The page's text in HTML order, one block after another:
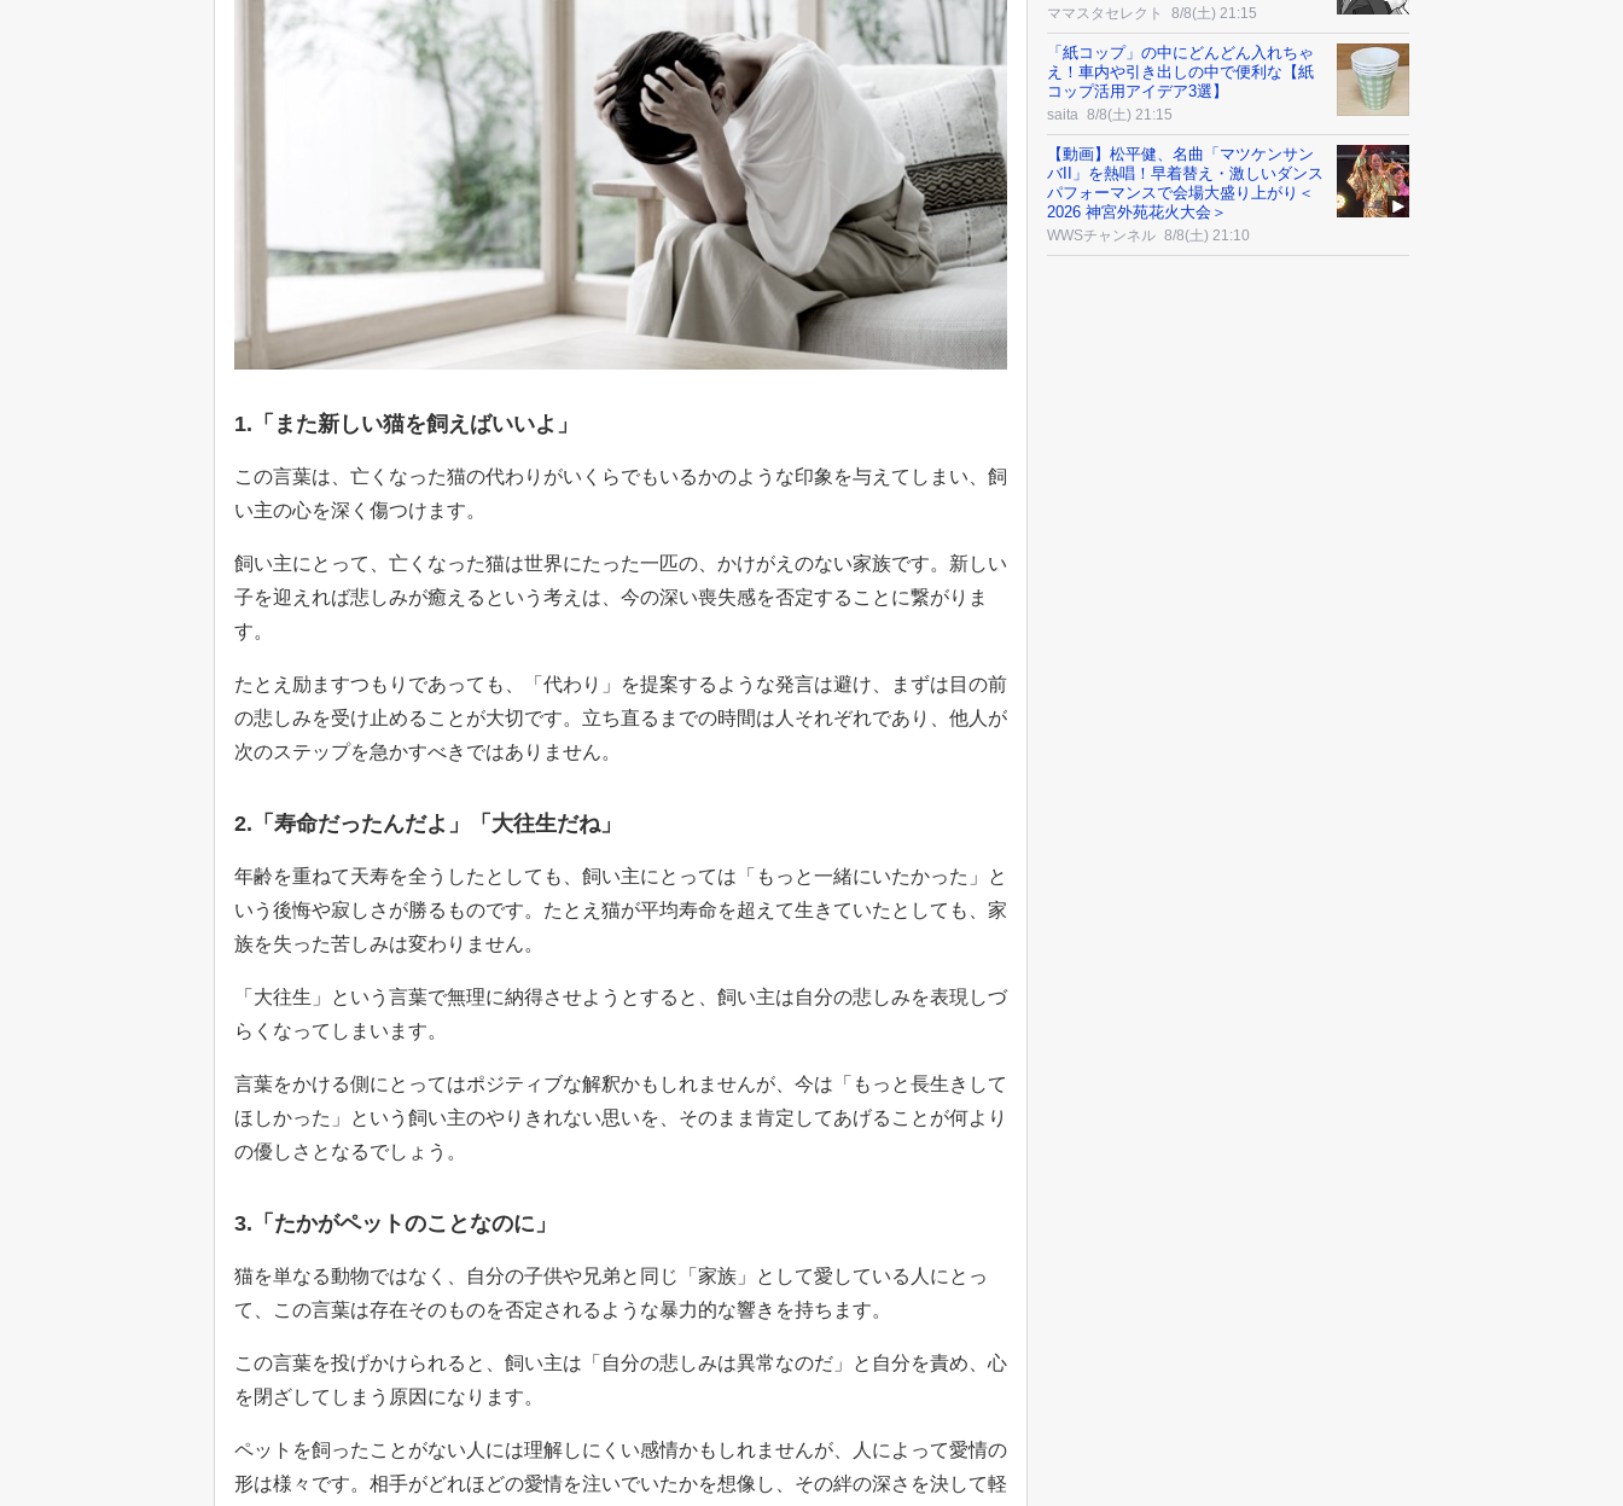
1.「また新しい猫を飼えばいいよ」
この言葉は、亡くなった猫の代わりがいくらでもいるかのような印象を与えてしまい、飼
い主の心を深く傷つけます。
飼い主にとって、亡くなった猫は世界にたった一匹の、かけがえのない家族です。新しい
子を迎えれば悲しみが癒えるという考えは、今の深い喪失感を否定することに繋がりま
す。
たとえ励ますつもりであっても、「代わり」を提案するような発言は避け、まずは目の前
の悲しみを受け止めることが大切です。立ち直るまでの時間は人それぞれであり、他人が
次のステップを急かすべきではありません。
2.「寿命だったんだよ」「大往生だね」
年齢を重ねて天寿を全うしたとしても、飼い主にとっては「もっと一緒にいたかった」と
いう後悔や寂しさが勝るものです。たとえ猫が平均寿命を超えて生きていたとしても、家
族を失った苦しみは変わりません。
「大往生」という言葉で無理に納得させようとすると、飼い主は自分の悲しみを表現しづ
らくなってしまいます。
言葉をかける側にとってはポジティブな解釈かもしれませんが、今は「もっと長生きして
ほしかった」という飼い主のやりきれない思いを、そのまま肯定してあげることが何より
の優しさとなるでしょう。
3.「たかがペットのことなのに」
猫を単なる動物ではなく、自分の子供や兄弟と同じ「家族」として愛している人にとっ
て、この言葉は存在そのものを否定されるような暴力的な響きを持ちます。
この言葉を投げかけられると、飼い主は「自分の悲しみは異常なのだ」と自分を責め、心
を閉ざしてしまう原因になります。
ペットを飼ったことがない人には理解しにくい感情かもしれませんが、人によって愛情の
形は様々です。相手がどれほどの愛情を注いでいたかを想像し、その絆の深さを決して軽
ママスタセレクト 8/8(土) 21:15
「紙コップ」の中にどんどん入れちゃ
え！車内や引き出しの中で便利な【紙
コップ活用アイデア3選】
saita 8/8(土) 21:15
【動画】松平健、名曲「マツケンサン
バII」を熱唱！早着替え・激しいダンス
パフォーマンスで会場大盛り上がり＜
2026 神宮外苑花火大会＞
WWSチャンネル 8/8(土) 21:10